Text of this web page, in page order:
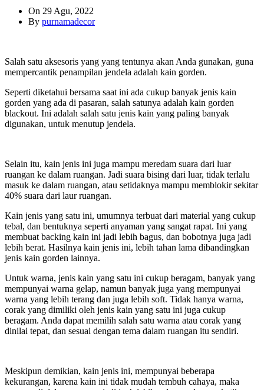
On 29 Agu, 2022
By purnamadecor
Salah satu aksesoris yang yang tentunya akan Anda gunakan, guna
mempercantik penampilan jendela adalah kain gorden.
Seperti diketahui bersama saat ini ada cukup banyak jenis kain
gorden yang ada di pasaran, salah satunya adalah kain gorden
blackout. Ini adalah salah satu jenis kain yang paling banyak
digunakan, untuk menutup jendela.
Selain itu, kain jenis ini juga mampu meredam suara dari luar
ruangan ke dalam ruangan. Jadi suara bising dari luar, tidak terlalu
masuk ke dalam ruangan, atau setidaknya mampu memblokir sekitar
40% suara dari laur ruangan.
Kain jenis yang satu ini, umumnya terbuat dari material yang cukup
tebal, dan bentuknya seperti anyaman yang sangat rapat. Ini yang
membuat backing kain ini jadi lebih bagus, dan bobotnya juga jadi
lebih berat. Hasilnya kain jenis ini, lebih tahan lama dibandingkan
jenis kain gorden lainnya.
Untuk warna, jenis kain yang satu ini cukup beragam, banyak yang
mempunyai warna gelap, namun banyak juga yang mempunyai
warna yang lebih terang dan juga lebih soft. Tidak hanya warna,
corak yang dimiliki oleh jenis kain yang satu ini juga cukup
beragam. Anda dapat memilih salah satu warna atau corak yang
dinilai tepat, dan sesuai dengan tema dalam ruangan itu sendiri.
Meskipun demikian, kain jenis ini, mempunyai beberapa
kekurangan, karena kain ini tidak mudah tembuh cahaya, maka